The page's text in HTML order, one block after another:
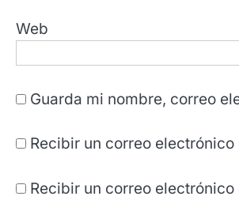
Web
Guarda mi nombre, correo
Recibir un correo
Recibir un correo